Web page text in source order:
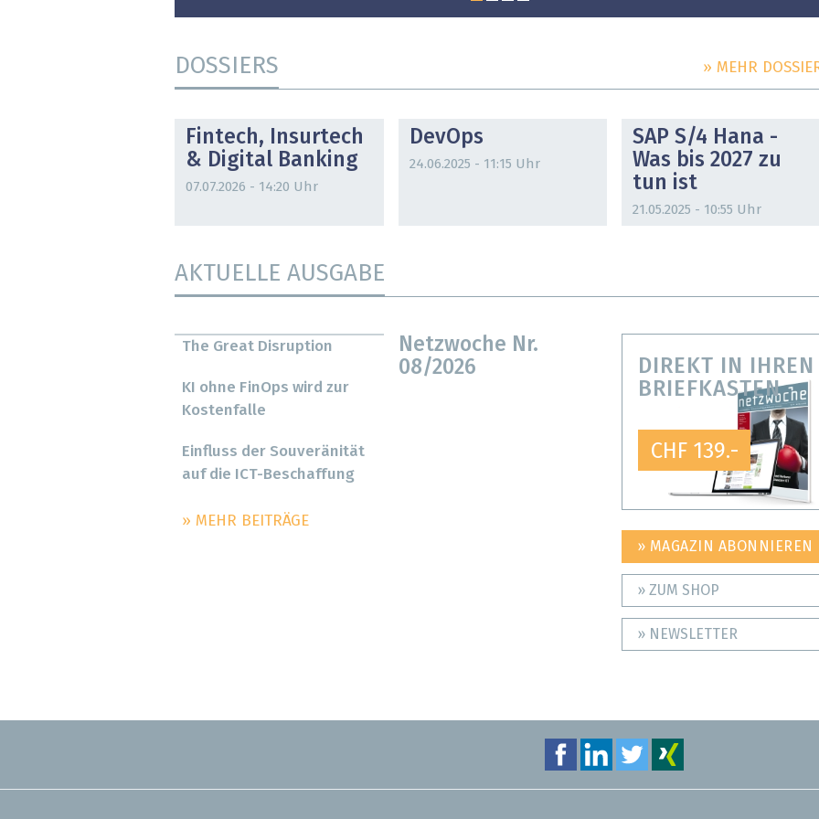
DOSSIERS » MEHR
Fintech, Insurtech
& Digital Banking
07.07.2026 - 14:20 Uhr
DevOps
24.06.2025 - 11:15 Uhr
SAP S/4 Hana -
Was bis 2027 zu
tun ist
21.05.2025 - 10:55 Uhr
AKTUELLE AUSGABE
Netzwoche Nr.
08/2026
The Great Disruption
KI ohne FinOps wird zur
Kostenfalle
Einfluss der Souveränität
auf die ICT-Beschaffung
» MEHR BEITRÄGE
DIREKT IN IHREN
BRIEFKASTEN
CHF 139.-
» MAGAZIN ABONNIEREN
» ZUM SHOP
» NEWSLETTER